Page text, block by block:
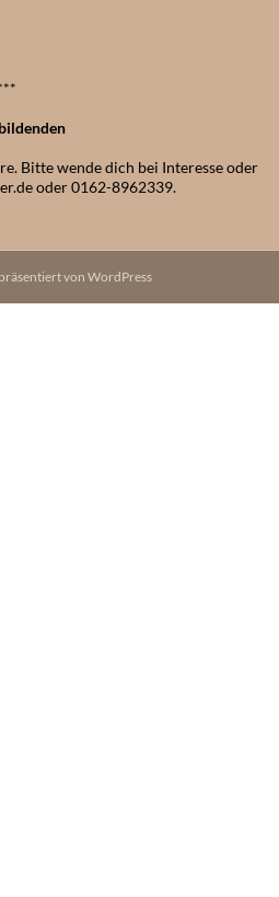
Bitte wende dich bei Interesse oder
oder 0162-8962339.
von WordPress